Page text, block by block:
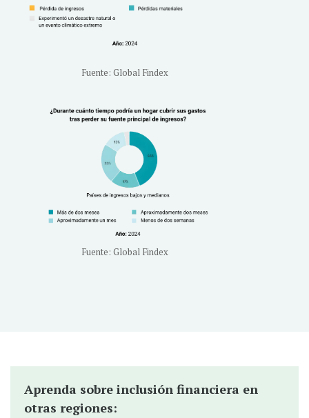
Fuente: Global Findex
Fuente: Global Findex
Aprenda sobre inclusión financiera en
otras regiones: